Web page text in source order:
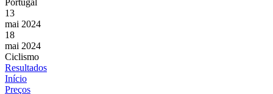
13
mai 2024
18
mai 2024
Ciclismo
Resultados
Início
Preços